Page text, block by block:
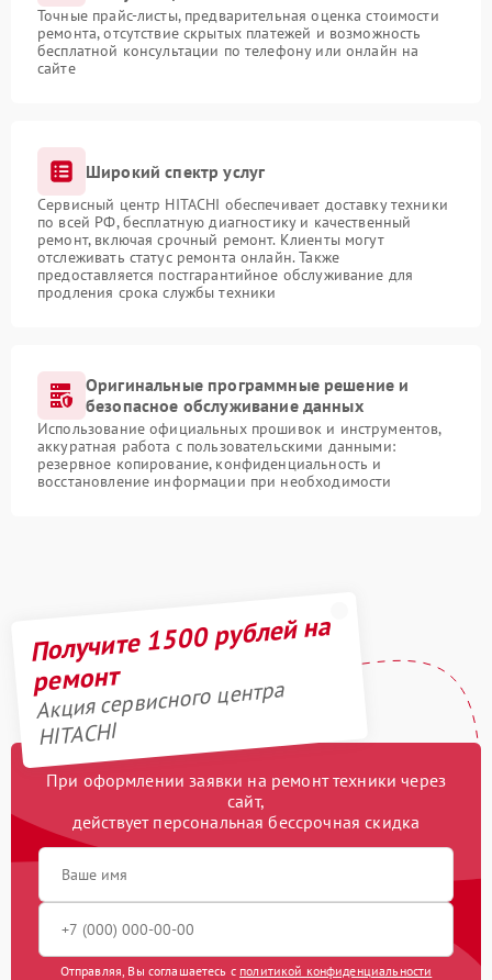
Точные прайс-листы, предварительная оценка стоимости
ремонта, отсутствие скрытых платежей и возможность
бесплатной консультации по телефону или онлайн на
сайте
Широкий спектр услуг
Сервисный центр HITACHI обеспечивает доставку техники
по всей РФ, бесплатную диагностику и качественный
ремонт, включая срочный ремонт. Клиенты могут
отслеживать статус ремонта онлайн. Также
предоставляется постгарантийное обслуживание для
продления срока службы техники
Оригинальные программные решение и
безопасное обслуживание данных
Использование официальных прошивок и инструментов,
аккуратная работа с пользовательскими данными:
резервное копирование, конфиденциальность и
восстановление информации при необходимости
Получите 1500 рублей на
ремонт
Акция сервисного центра
HITACHI
При оформлении заявки на ремонт техники через
сайт,
действует персональная бессрочная скидка
Отправляя, Вы соглашаетесь с политикой конфиденциальности